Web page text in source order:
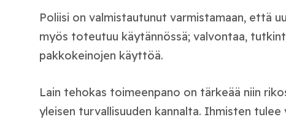
Poliisi on valmistautunut varmistamaan, että
myös toteutuu käytännössä; valvontaa,
pakkokeinojen käyttöä.
Lain tehokas toimeenpano on tärkeää niin
yleisen turvallisuuden kannalta. Ihmisten